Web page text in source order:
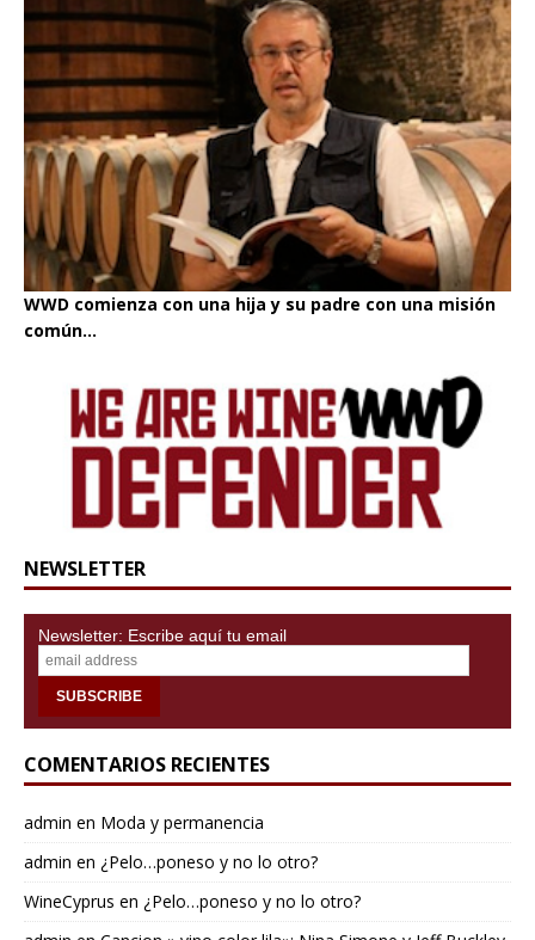
WWD comienza con una hija y su padre con una misión
común...
NEWSLETTER
Newsletter: Escribe aquí tu email
COMENTARIOS RECIENTES
admin en Moda y permanencia
admin en ¿Pelo…poneso y no lo otro?
WineCyprus en ¿Pelo…poneso y no lo otro?